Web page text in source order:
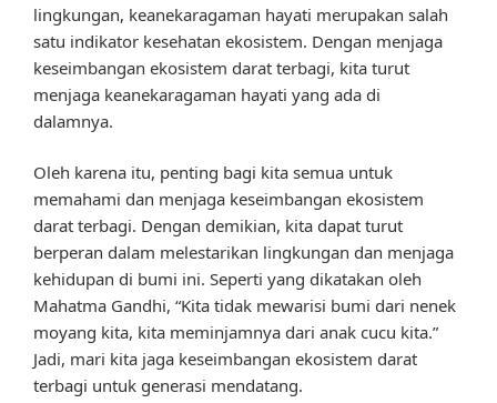
lingkungan, keanekaragaman hayati merupakan salah
satu indikator kesehatan ekosistem. Dengan menjaga
keseimbangan ekosistem darat terbagi, kita turut
menjaga keanekaragaman hayati yang ada di
dalamnya.
Oleh karena itu, penting bagi kita semua untuk
memahami dan menjaga keseimbangan ekosistem
darat terbagi. Dengan demikian, kita dapat turut
berperan dalam melestarikan lingkungan dan menjaga
kehidupan di bumi ini. Seperti yang dikatakan oleh
Mahatma Gandhi, “Kita tidak mewarisi bumi dari nenek
moyang kita, kita meminjamnya dari anak cucu kita.”
Jadi, mari kita jaga keseimbangan ekosistem darat
terbagi untuk generasi mendatang.